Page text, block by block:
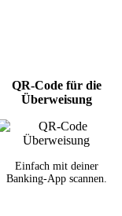
QR-Code für die
Überweisung
Einfach mit deiner
Banking-App scannen.